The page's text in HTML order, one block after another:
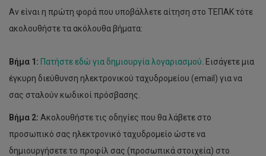
Αν είναι η πρώτη φορά που υποβάλλετε αίτηση στο ΤΕΠΑΚ τότε
ακολουθήστε τα ακόλουθα βήματα:
Βήμα 1: Πατήστε εδώ για δημιουργία λογαριασμού . Εισάγετε μια
έγκυρη διεύθυνση ηλεκτρονικού ταχυδρομείου (email) για να
σας σταλούν κωδικοί πρόσβασης.
Βήμα 2: Ακολουθήστε τις οδηγίες που θα λάβετε στο
προσωπικό σας ηλεκτρονικό ταχυδρομείο ώστε να
δημιουργήσετε το προφίλ σας (προσωπικά στοιχεία) στο